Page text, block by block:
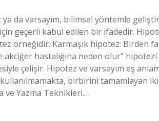
ya da varsayım, bilimsel yöntemle
geçerli kabul edilen bir ifadedir.
örneğidir. Karmaşık hipotez: Birden
hastalığına neden olur” hipotezi
çelişir. Hipotez ve varsayım eş
birbirini tamamlayan iki
ve Yazma Teknikleri.…